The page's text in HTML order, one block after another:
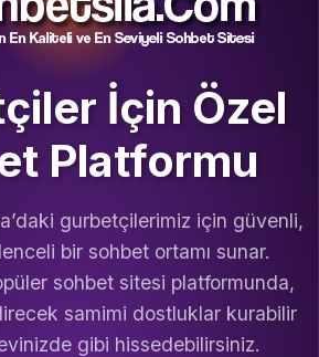
İçin Özel
Platformu
gurbetçilerimiz için güvenli,
bir sohbet ortamı sunar.
sohbet sitesi platformunda,
samimi dostluklar kurabilir
gibi hissedebilirsiniz.